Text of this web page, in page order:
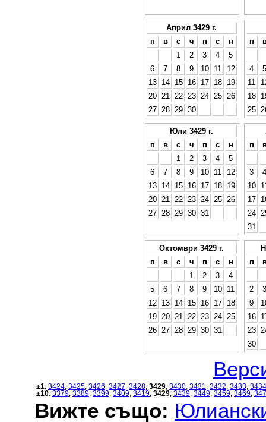
Април 3429 г.
п
в с ч п с
н
1
2 3 4
5
6
7 8 9 10 11
12
13
14 15 16 17 18
19
20
21 22 23 24 25
26
27
28 29 30
п
4
5
11
18
25
Юли 3429 г.
п
в с ч п с
н
1
2 3 4
5
6
7 8 9 10 11
12
13
14 15 16 17 18
19
20
21 22 23 24 25
26
27
28 29 30 31
п
3
4
10
17
24
31
Октомври 3429 г.
п
в с ч п с
н
1
2 3
4
5
6 7 8 9 10
11
12
13 14 15 16 17
18
19
20 21 22 23 24
25
26
27 28 29 30 31
п
2
3
9
16
23
30
±1: 3424 3425 3426 3427 3428 3429 3430 3431 3432 3433 3434
±10: 3379 3389 3399 3409 3419 3429 3439 3449 3459 3469
Вижте също: